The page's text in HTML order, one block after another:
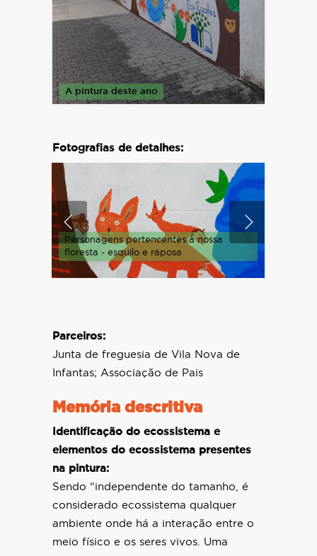
A pintura deste ano
Fotografias de detalhes:
Personagens pertencentes à nossa
floresta - esquilo e raposa
Parceiros:
Junta de freguesia de Vila Nova de
Infantas; Associação de Pais
Memória descritiva
Identificação do ecossistema e
elementos do ecossistema presentes
na pintura:
Sendo “independente do tamanho, é
considerado ecossistema qualquer
ambiente onde há a interação entre o
meio físico e os seres vivos. Uma